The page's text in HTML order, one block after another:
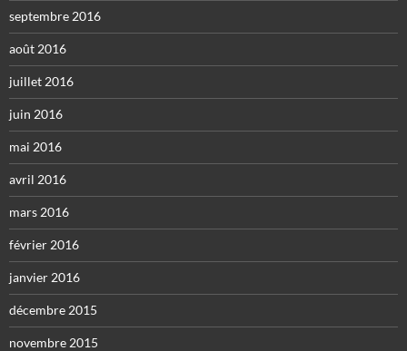
septembre 2016
août 2016
juillet 2016
juin 2016
mai 2016
avril 2016
mars 2016
février 2016
janvier 2016
décembre 2015
novembre 2015